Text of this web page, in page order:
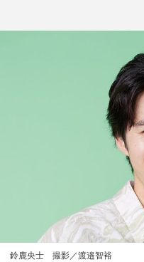
鈴鹿央士 撮影／渡邉智裕